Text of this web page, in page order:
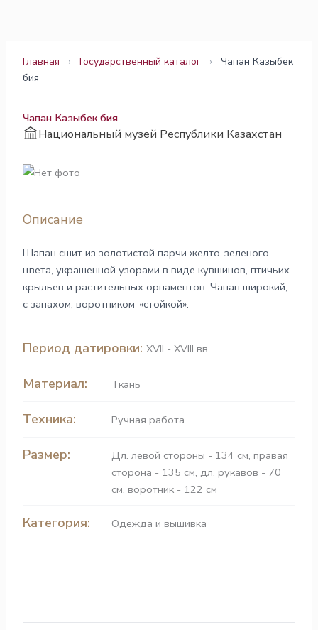
Главная › Государственный каталог ›
Чапан Казыбек
бия
Чапан Казыбек бия
Национальный музей Республики Казахстан
Описание
Шапан сшит из золотистой парчи желто-зеленого
цвета, украшенной узорами в виде кувшинов, птичьих
крыльев и растительных орнаментов. Чапан широкий,
с запахом, воротником-«стойкой».
Период датировки: XVII - XVIII вв.
Материал: Ткань
Техника: Ручная работа
Размер:
Дл. левой стороны - 134 см, правая
сторона - 135 см, дл. рукавов - 70
см, воротник - 122 см
Категория: Одежда и вышивка